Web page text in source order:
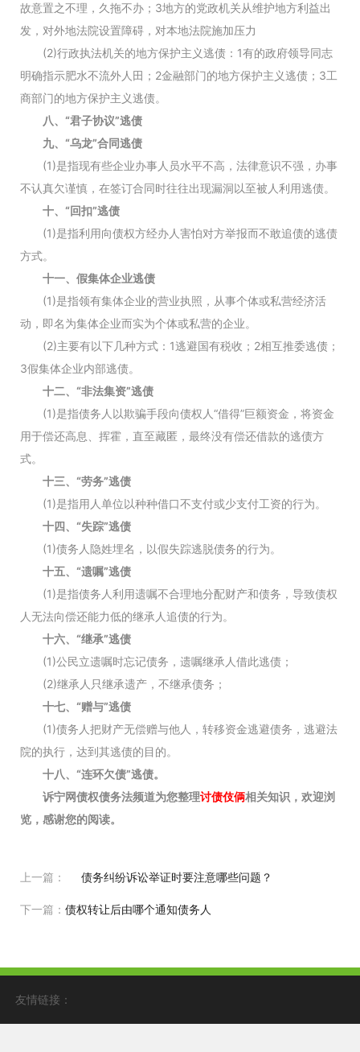
故意置之不理，久拖不办；3地方的党政机关从维护地方利益出
发，对外地法院设置障碍，对本地法院施加压力
(2)行政执法机关的地方保护主义逃债：1有的政府领导同志
明确指示肥水不流外人田；2金融部门的地方保护主义逃债；3工
商部门的地方保护主义逃债。
八、“君子协议”逃债
九、“乌龙”合同逃债
(1)是指现有些企业办事人员水平不高，法律意识不强，办事
不认真欠谨慎，在签订合同时往往出现漏洞以至被人利用逃债。
十、“回扣”逃债
(1)是指利用向债权方经办人害怕对方举报而不敢追债的逃债
方式。
十一、假集体企业逃债
(1)是指领有集体企业的营业执照，从事个体或私营经济活
动，即名为集体企业而实为个体或私营的企业。
(2)主要有以下几种方式：1逃避国有税收；2相互推委逃债；
3假集体企业内部逃债。
十二、“非法集资”逃债
(1)是指债务人以欺骗手段向债权人“借得”巨额资金，将资金
用于偿还高息、挥霍，直至藏匿，最终没有偿还借款的逃债方
式。
十三、“劳务”逃债
(1)是指用人单位以种种借口不支付或少支付工资的行为。
十四、“失踪”逃债
(1)债务人隐姓埋名，以假失踪逃脱债务的行为。
十五、“遗嘱”逃债
(1)是指债务人利用遗嘱不合理地分配财产和债务，导致债权
人无法向偿还能力低的继承人追债的行为。
十六、“继承”逃债
(1)公民立遗嘱时忘记债务，遗嘱继承人借此逃债；
(2)继承人只继承遗产，不继承债务；
十七、“赠与”逃债
(1)债务人把财产无偿赠与他人，转移资金逃避债务，逃避法
院的执行，达到其逃债的目的。
十八、“连环欠债”逃债。
诉宁网债权债务法频道为您整理讨债伎俩相关知识，欢迎浏
览，感谢您的阅读。
上一篇： 债务纠纷诉讼举证时要注意哪些问题？
下一篇：债权转让后由哪个通知债务人
友情链接：